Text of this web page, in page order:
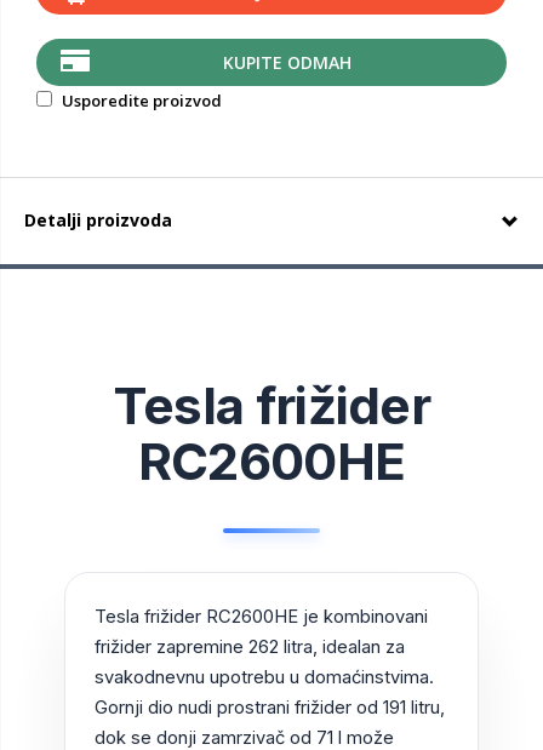
KUPITE ODMAH
Usporedite proizvod
Detalji proizvoda
Tesla frižider
RC2600HE
Tesla frižider RC2600HE je kombinovani
frižider zapremine 262 litra, idealan za
svakodnevnu upotrebu u domaćinstvima.
Gornji dio nudi prostrani frižider od 191 litru,
dok se donji zamrzivač od 71 l može